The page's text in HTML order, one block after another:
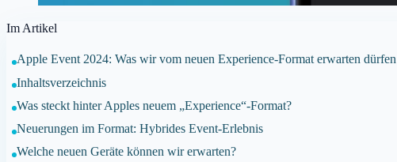
Im Artikel
Apple Event 2024: Was wir vom neuen Experience-Format erwarten dürfen
Inhaltsverzeichnis
Was steckt hinter Apples neuem „Experience“-Format?
Neuerungen im Format: Hybrides Event-Erlebnis
Welche neuen Geräte können wir erwarten?